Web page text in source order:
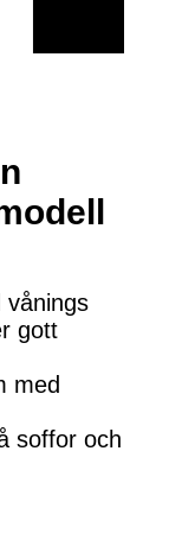
vånings
gott
med
soffor och